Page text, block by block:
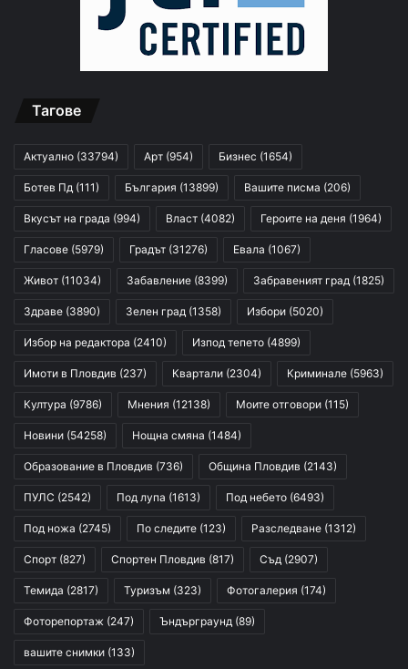
Тагове
Актуално (33794) Арт (954) Бизнес (1654)
Ботев Пд (111) България (13899) Вашите писма (206)
Вкусът на града (994) Власт (4082) Героите на деня (1964)
Гласове (5979) Градът (31276) Евала (1067)
Живот (11034) Забавление (8399) Забравеният град (1825)
Здраве (3890) Зелен град (1358) Избори (5020)
Избор на редактора (2410) Изпод тепето (4899)
Имоти в Пловдив (237) Квартали (2304) Криминале (5963)
Култура (9786) Мнения (12138) Моите отговори (115)
Новини (54258) Нощна смяна (1484)
Образование в Пловдив (736) Община Пловдив (2143)
ПУЛС (2542) Под лупа (1613) Под небето (6493)
Под ножа (2745) По следите (123) Разследване (1312)
Спорт (827) Спортен Пловдив (817) Съд (2907)
Темида (2817) Туризъм (323) Фотогалерия (174)
Фоторепортаж (247) Ъндърграунд (89)
вашите снимки (133)